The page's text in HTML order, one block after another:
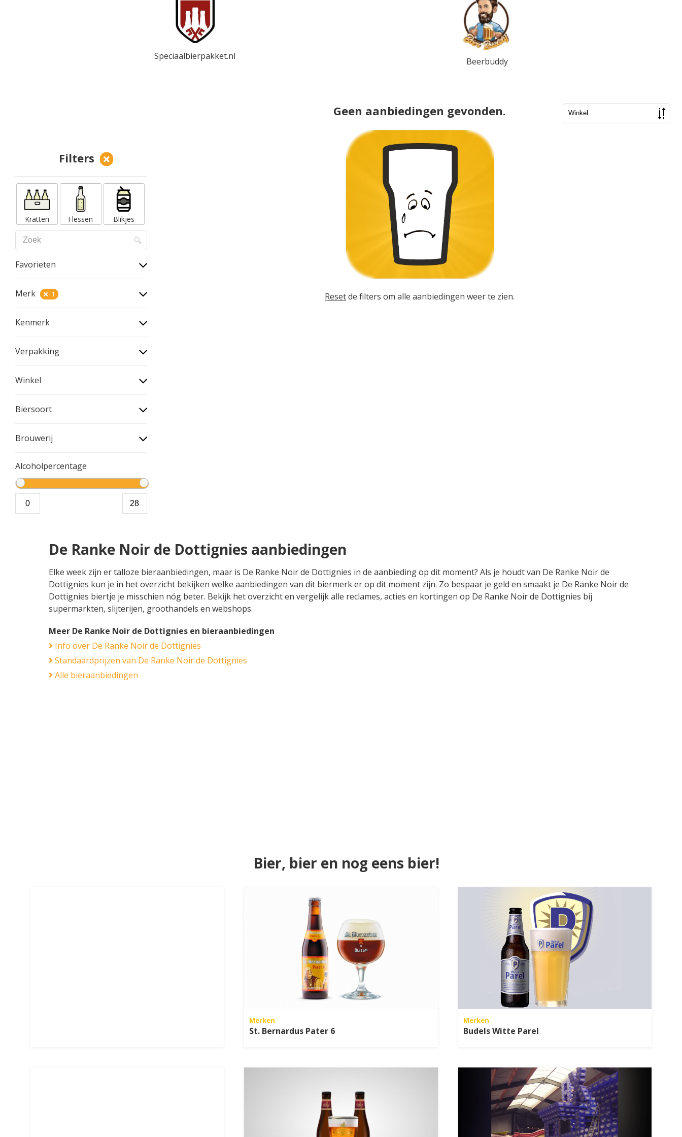
Speciaalbierpakket.nl
Beerbuddy
Filters
Kratten Flessen Blikjes
Favorieten
Merk 1
Kenmerk
Verpakking
Winkel
Biersoort
Brouwerij
Alcoholpercentage
Geen aanbiedingen gevonden.
Resetde filters om alle aanbiedingen weer te zien.
De Ranke Noir de Dottignies aanbiedingen
Elke week zijn er talloze bieraanbiedingen, maar is De Ranke Noir de Dottignies in de aanbieding op dit moment? Als je houdt van De Ranke Noir de
Dottignies kun je in het overzicht bekijken welke aanbiedingen van dit biermerk er op dit moment zijn. Zo bespaar je geld en smaakt je De Ranke Noir de
Dottignies biertje je misschien nóg beter. Bekijk het overzicht en vergelijk alle reclames, acties en kortingen op De Ranke Noir de Dottignies bij
supermarkten, slijterijen, groothandels en webshops.
Meer De Ranke Noir de Dottignies en bieraanbiedingen
Info over De Ranke Noir de Dottignies
Standaardprijzen van De Ranke Noir de Dottignies
Alle bieraanbiedingen
Bier, bier en nog eens bier!
Merken
St. Bernardus Pater 6
Merken
Budels Witte Parel